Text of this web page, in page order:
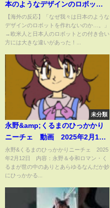
本のようなデザインのロボット
を作れないのか…。」→欧米人
と日本人のロボットとの付き合
い方には大きな違いがあった！
となった驚きの日本アニメとは
【海外の反応】「なぜ我々は日本のような
デザインのロボットを作れないのか…。」
→欧米人と日本人のロボットとの付き合い
方には大きな違いがあった！...
未分類
永野&amp;くるまのひっかかり
ニーチェ 動画 2025年2月12
日
永野&くるまのひっかかりニーチェ 2025
年2月12日 内容：永野＆令和ロマン・く
るまが世の中のありとあらゆるなんだか妙
にひっかかる...